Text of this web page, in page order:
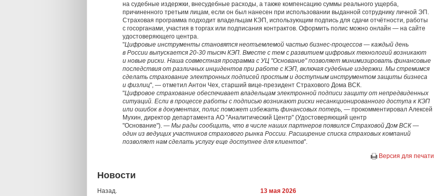
на судебные издержки, внесудебные расходы, а также компенсацию суммы реального ущерба,
причиненного третьим лицам, если он был нанесен при использовании выданной сотруднику личной ЭП.
Страховая программа подходит владельцам КЭП, использующим подпись для сдачи отчётности, работы
с госорганами, участия в торгах или подписания контрактов. Оформить полис можно онлайн — на сайте
удостоверяющего центра.
"Цифровые инструменты становятся неотъемлемой частью бизнес-процессов — каждый день
в России выпускается 20-30 тысяч КЭП. Вместе с тем с развитием цифровых технологий возникают
и новые риски. Наша совместная программа с УЦ "Основание" позволяет минимизировать финансовые
последствия от различных инцидентов при работе с КЭП, включая судебные издержки. Мы стремимся
сделать страхование электронных подписей простым и доступным инструментом защиты бизнеса
и физлиц", — отметил Антон Чех, старший вице-президент Страхового Дома ВСК.
"Цифровое страхование обеспечивает владельцам электронной подписи защиту от непредвиденных
ситуаций. Если в процессе работы с подписью возникают риски несанкционированного доступа к КЭП
или ошибок в документах, полис поможет избежать финансовых потерь, — прокомментировал Алексей
Мухин, директор департамента АО "Аналитический Центр" (Удостоверяющий центр
"Основание"). — Мы рады сообщить, что в числе наших партнеров появился Страховой Дом ВСК —
один из ведущих участников страхового рынка России. Расширение списка страховых компаний
позволяет нам сделать услугу еще доступнее для клиентов".
Версия для печати
Новости
Назад. 13 мая 2026